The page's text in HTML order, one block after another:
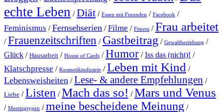
echte Leben /Diät / Essen mit Freunden / Facebook /
Feminismus /Fernsehserien /Filme / Fitness /Frau arbeitet
/Frauenzeitschriften / Gastbeitrag / Gewaltbeziehung /
Glück / Hausarbeit / House of Cards /Humor /Iss das (nicht)! /
Klatschpresse / Kosmetikindustrie /Leben mit Kind /
Lebensweisheiten /Lese- & andere Empfehlungen /
Liebe /Listen /Mach das so! /Mars und Venus
/ Meetingtypen /meine bescheidene Meinung /